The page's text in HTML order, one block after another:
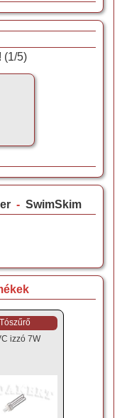
(1/5)
-SwimSkim
Tószűrő
izzó 7W